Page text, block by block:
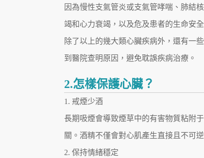
因為慢性支氣管炎或支氣管哮喘、肺結
竭和心力衰竭，以及危及患者的生命安全
除了以上的幾大類心臟疾病外，還有一
到醫院查明原因，避免耽誤疾病治療。
2.怎樣保護心臟？
1. 戒煙少酒
長期吸煙會導致煙草中的有害物質粘附
關。酒精不僅會對心肌產生直接且不可
2. 保持情緒穩定